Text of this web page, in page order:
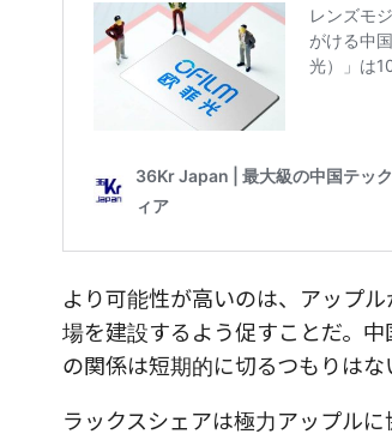
より可能性が高いのは、アップ
場を建設するよう促すことだ。
の関係は短期的に切るつもりはな
ラックスシェアは極力アップル